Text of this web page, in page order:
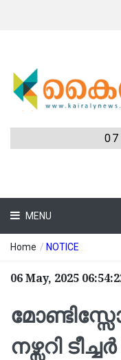
MENU
Home / NOTICE
06 May, 2025
നഴ്സറി